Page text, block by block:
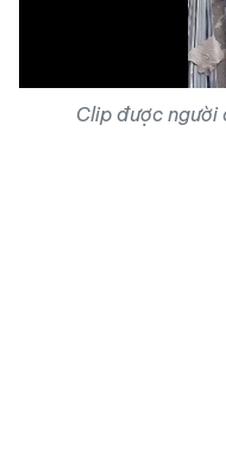
Clip được người